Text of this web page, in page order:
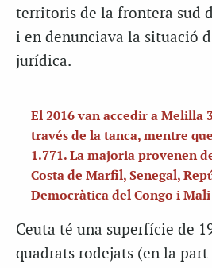
territoris de la frontera sud
i en denunciava la situació
jurídica.
El 2016 van accedir a Melilla
través de la tanca, mentre
1.771. La majoria provenen
Costa de Marfil, Senegal,
Democràtica del Congo i Mali
Ceuta té una superfície de
quadrats rodejats (en la